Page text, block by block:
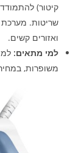
קיטור)
שריטות. מערכת
ואזורים קשים.
למי מתאים:
משופרות,